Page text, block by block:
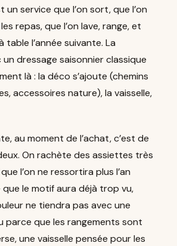
un service que l’on sort, que l’on
repas, que l’on lave, range, et
table l’année suivante. La
dressage saisonnier classique
là : la déco s’ajoute (chemins
accessoires nature), la vaisselle,
au moment de l’achat, c’est de
On rachète des assiettes très
l’on ne ressortira plus l’an
le motif aura déjà trop vu,
ne tiendra pas avec une
parce que les rangements sont
une vaisselle pensée pour les